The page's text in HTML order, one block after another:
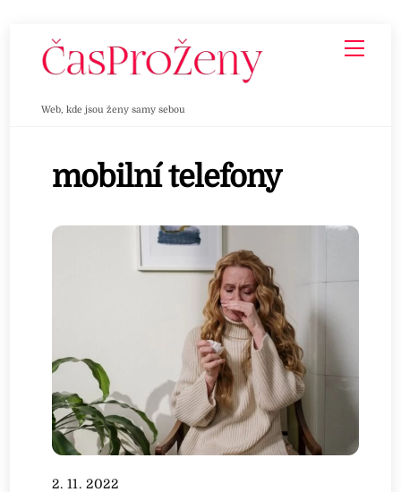
Web, kde jsou ženy samy sebou
mobilní telefony
2. 11. 2022